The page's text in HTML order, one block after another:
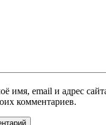
имя, email и адрес
комментариев.